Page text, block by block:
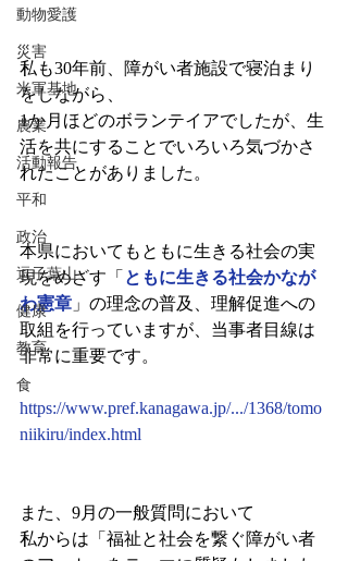
動物愛護
災害
米軍基地
農業
活動報告
平和
政治
逗子葉山
健康
教育
食
私も30年前、障がい者施設で寝泊まり
をしながら、
1か月ほどのボランテイアでしたが、生
活を共にすることでいろいろ気づかさ
れたことがありました。
本県においてもともに生きる社会の実
現をめざす「 ともに生きる社会かなが
わ憲章 」の理念の普及、理解促進への
取組を行っていますが、当事者目線は
非常に重要です。
https://www.pref.kanagawa.jp/.../1368/tomo
niikiru/index.html
また、9月の一般質問において
私からは「福祉と社会を繋ぐ障がい者